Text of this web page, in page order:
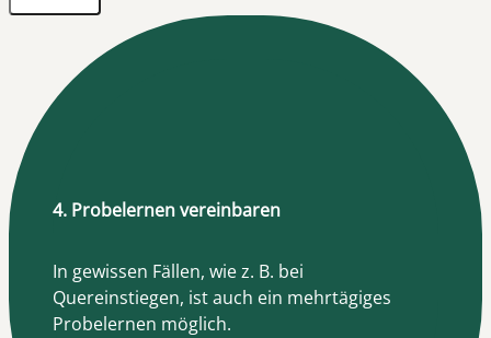
4. Probelernen vereinbaren
In gewissen Fällen, wie z. B. bei
Quereinstiegen, ist auch ein mehrtägiges
Probelernen möglich.